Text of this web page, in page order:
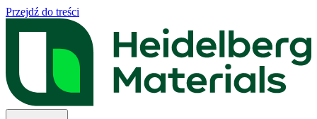
Przejdź do treści